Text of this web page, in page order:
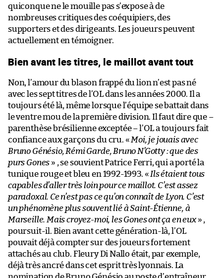
quiconque ne le mouille pas s’expose à de
nombreuses critiques des coéquipiers, des
supporters et des dirigeants. Les joueurs peuvent
actuellement en témoigner.
Bien avant les titres, le maillot avant tout
Non, l’amour du blason frappé du lion n’est pas né
avec les sept titres de l’OL dans les années 2000. Il a
toujours été là, même lorsque l’équipe se battait dans
le ventre mou de la première division. Il faut dire que –
parenthèse brésilienne exceptée – l’OL a toujours fait
confiance aux garçons du cru. « Moi, je jouais avec
Bruno Génésio, Rémi Garde, Bruno N’Gotty : que des
purs Gones » , se souvient Patrice Ferri, qui a porté la
tunique rouge et bleu en 1992-1993. « Ils étaient tous
capables d’aller très loin pour ce maillot. C’est assez
paradoxal. Ce n’est pas ce qu’on connaît de Lyon. C’est
un phénomène plus souvent lié à Saint-Étienne, à
Marseille. Mais croyez-moi, les Gones ont ça en eux» ,
poursuit-il. Bien avant cette génération-là, l’OL
pouvait déjà compter sur des joueurs fortement
attachés au club. Fleury Di Nallo était, par exemple,
déjà très ancré dans cet esprit très lyonnais. La